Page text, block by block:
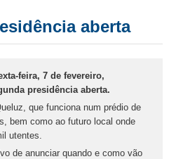
aberta
feira, 7 de fevereiro,
presidência aberta.
que funciona num prédio de
bem como ao futuro local onde
utentes.
de anunciar quando e como vão